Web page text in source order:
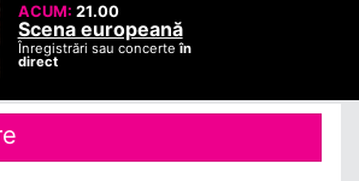
ACUM: 21.00
Scena europeană
Înregistrări sau concerteîn
direct